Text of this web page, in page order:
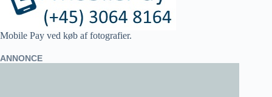
Mobile Pay ved køb af fotografier.
ANNONCE